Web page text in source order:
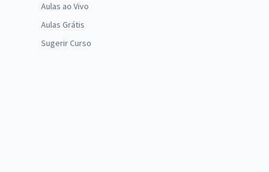
Aulas ao Vivo
Aulas Grátis
Sugerir Curso